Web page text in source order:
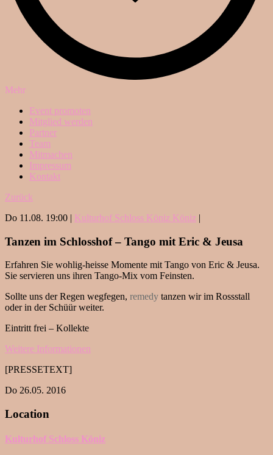
Mehr
Event promoten
Mitglied werden
Partner
Team
Mitmachen
Impressum
Kontakt
Zurück
Do 11.08. 19:00 | Kulturhof Schloss Köniz Köniz |
Tanzen im Schlosshof – Tango mit Eric & Jeusa
Erfahren Sie wohlig-heisse Momente mit Tango von Eric & Jeusa.
Sie servieren uns ihren Tango-Mix vom Feinsten.
Sollte uns der Regen wegfegen, remedy tanzen wir im Rossstall
oder in der Schüür weiter.
Eintritt frei – Kollekte
Weitere Informationen
[PRESSETEXT]
Do 26.05. 2016
Location
Kulturhof Schloss Köniz